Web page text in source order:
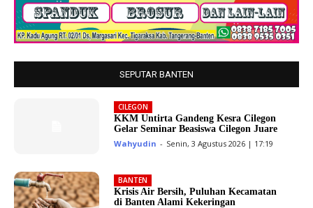
SEPUTAR BANTEN
CILEGON
KKM Untirta Gandeng Kesra Cilegon
Gelar Seminar Beasiswa Cilegon Juare
Wahyudin - Senin, 3 Agustus 2026 | 17:19
BANTEN
Krisis Air Bersih, Puluhan Kecamatan
di Banten Alami Kekeringan